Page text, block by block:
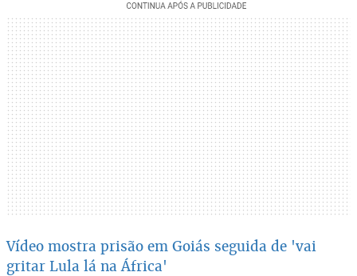
Vídeo mostra prisão em Goiás seguida de 'vai
gritar Lula lá na África'